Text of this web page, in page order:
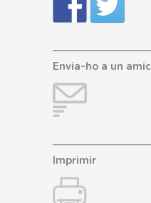
Envia-ho a un amic
Imprimir